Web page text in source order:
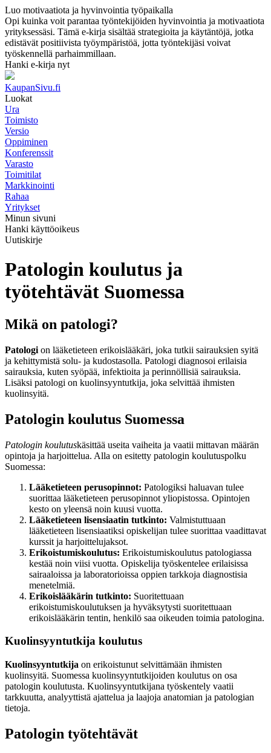
Luo motivaatiota ja hyvinvointia työpaikalla
Opi kuinka voit parantaa työntekijöiden hyvinvointia ja motivaatiota
yrityksessäsi. Tämä e-kirja sisältää strategioita ja käytäntöjä, jotka
edistävät positiivista työympäristöä, jotta työntekijäsi voivat
työskennellä parhaimmillaan.
Hanki e-kirja nyt
KaupanSivu.fi
Luokat
Ura
Toimisto
Versio
Oppiminen
Konferenssit
Varasto
Toimitilat
Markkinointi
Rahaa
Yritykset
Minun sivuni
Hanki käyttöoikeus
Uutiskirje
Patologin koulutus ja
työtehtävät Suomessa
Mikä on patologi?
Patologi on lääketieteen erikoislääkäri, joka tutkii sairauksien syitä
ja kehittymistä solu- ja kudostasolla. Patologi diagnosoi erilaisia
sairauksia, kuten syöpää, infektioita ja perinnöllisiä sairauksia.
Lisäksi patologi on kuolinsyyntutkija, joka selvittää ihmisten
kuolinsyitä.
Patologin koulutus Suomessa
Patologin koulutuskäsittää useita vaiheita ja vaatii mittavan määrän
opintoja ja harjoittelua. Alla on esitetty patologin koulutuspolku
Suomessa:
Lääketieteen perusopinnot: Patologiksi haluavan tulee
suorittaa lääketieteen perusopinnot yliopistossa. Opintojen
kesto on yleensä noin kuusi vuotta.
Lääketieteen lisensiaatin tutkinto: Valmistuttuaan
lääketieteen lisensiaatiksi opiskelijan tulee suorittaa vaadittavat
kurssit ja harjoittelujaksot.
Erikoistumiskoulutus: Erikoistumiskoulutus patologiassa
kestää noin viisi vuotta. Opiskelija työskentelee erilaisissa
sairaaloissa ja laboratorioissa oppien tarkkoja diagnostisia
menetelmiä.
Erikoislääkärin tutkinto: Suoritettuaan
erikoistumiskoulutuksen ja hyväksytysti suoritettuaan
erikoislääkärin tentin, henkilö saa oikeuden toimia patologina.
Kuolinsyyntutkija koulutus
Kuolinsyyntutkija on erikoistunut selvittämään ihmisten
kuolinsyitä. Suomessa kuolinsyyntutkijoiden koulutus on osa
patologin koulutusta. Kuolinsyyntutkijana työskentely vaatii
tarkkuutta, analyyttistä ajattelua ja laajoja anatomian ja patologian
tietoja.
Patologin työtehtävät